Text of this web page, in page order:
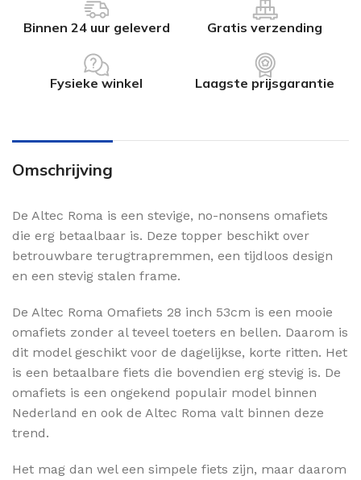
Binnen 24 uur geleverd Gratis verzending
Fysieke winkel Laagste prijsgarantie
Omschrijving
De Altec Roma is een stevige, no-nonsens omafiets
die erg betaalbaar is. Deze topper beschikt over
betrouwbare terugtrapremmen, een tijdloos design
en een stevig stalen frame.
De Altec Roma Omafiets 28 inch 53cm is een mooie
omafiets zonder al teveel toeters en bellen. Daarom is
dit model geschikt voor de dagelijkse, korte ritten. Het
is een betaalbare fiets die bovendien erg stevig is. De
omafiets is een ongekend populair model binnen
Nederland en ook de Altec Roma valt binnen deze
trend.
Het mag dan wel een simpele fiets zijn, maar daarom